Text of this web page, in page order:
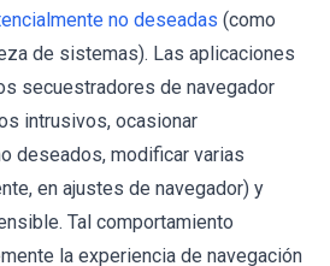
no deseadas (como
de sistemas). Las aplicaciones
secuestradores de navegador
intrusivos, ocasionar
deseados, modificar varias
en ajustes de navegador) y
Tal comportamiento
la experiencia de navegación